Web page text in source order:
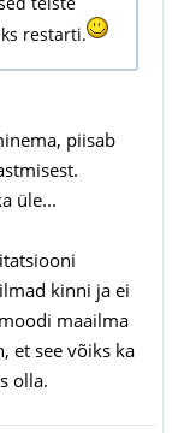
restarti.
piisab
üle...
kinni ja ei
maailma
et see võiks ka
olla.